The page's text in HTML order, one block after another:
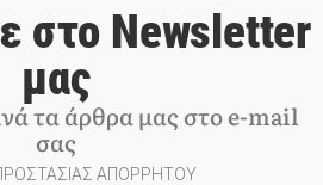
στο Newsletter
μας
τα άρθρα μας στο e-mail
σας
ΑΠΟΡΡΗΤΟΥ